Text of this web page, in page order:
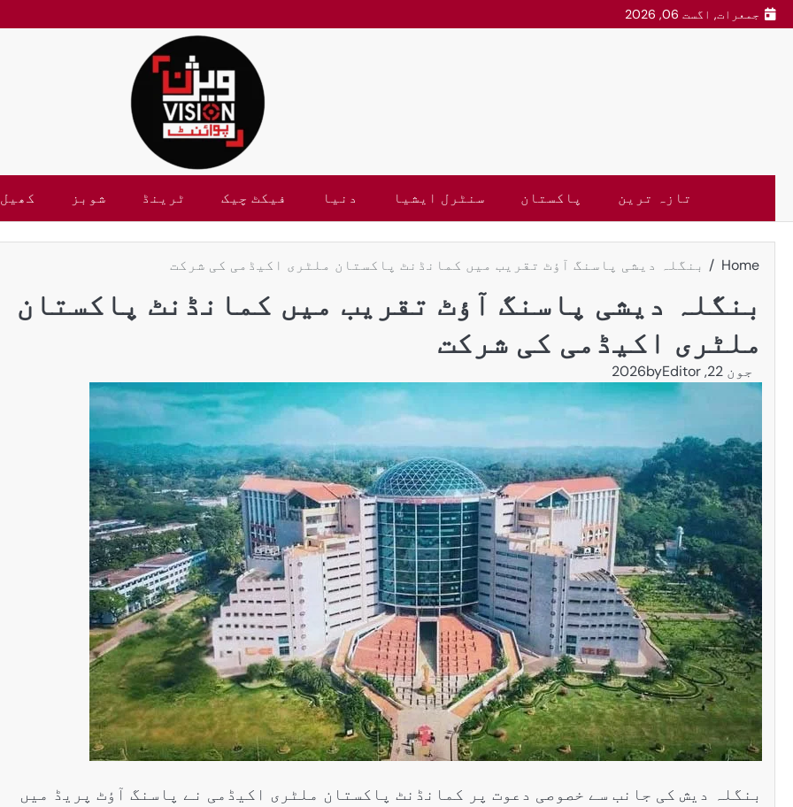
جمعرات, اگست 06, 2026
تازہ ترین پاکستان سنٹرل ایشیا دنیا فیکٹ چیک ٹرینڈ شوبز کھیل
Home بنگلہ دیشی پاسنگ آؤٹ تقریب میں کمانڈنٹ پاکستان ملٹری اکیڈمی کی شرکت
بنگلہ دیشی پاسنگ آؤٹ تقریب میں کمانڈنٹ پاکستان
ملٹری اکیڈمی کی شرکت
جون 22, 2026 byEditor
بنگلہ دیش کی جانب سے خصوصی دعوت پر کمانڈنٹ پاکستان ملٹری اکیڈمی نے پاسنگ آؤٹ پریڈ میں
پاکستان تاجکستان
ٹرانزٹ اور علاقائی روابط
بڑھانے پر اتفاق
Editor اپریل 29, 2026
سنٹرل ایشیا
اورتاجکستان کے درمیان
تجارت،سرمایہ کاری
اورعلاقائی روابط بڑھانے
اتفاق
Editor جولائی 25, 2026